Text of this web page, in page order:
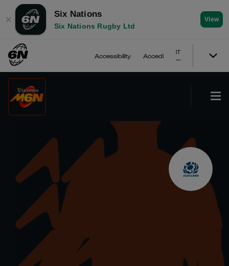
✕
Six Nations
Six Nations Rugby Ltd
View
Accessibility Accedi
IT